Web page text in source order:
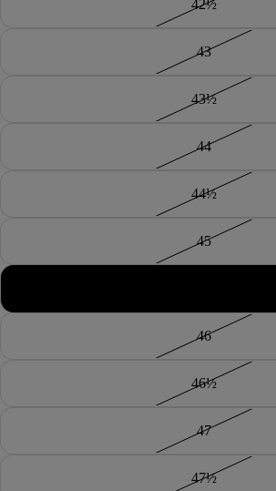
42½
43
43½
44
44½
45
46
46½
47
47½